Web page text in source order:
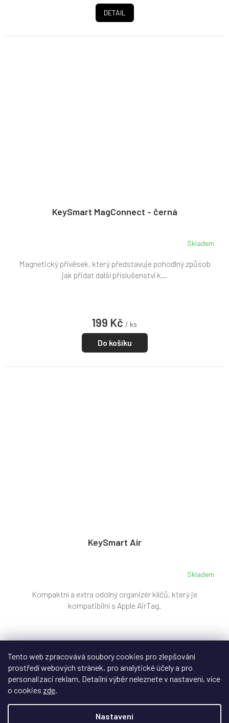
Tento web zpracovává soubory cookies pro zlepšování
prostředí webových stránek, pro analytické účely a pro
personalizaci reklam. Detailní výběr neleznete v nastavení, více
o cookies zde.
Nastavení
DETAIL
KeySmart MagConnect - černá
Skladem
199 Kč / ks
Do košíku
Magnetický přívěsek, který představuje pohodlný způsob
jak přidat další příslušenství k...
KeySmart Air
Skladem
999 Kč/ ks
Do košíku
Kompaktní a extra odolný organizér klíčů, který je
kompatibilní s Apple AirTag.